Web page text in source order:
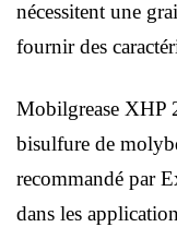
nécessitent une
fournir des
Mobilgrease XHP
bisulfure de
recommandé par
dans les